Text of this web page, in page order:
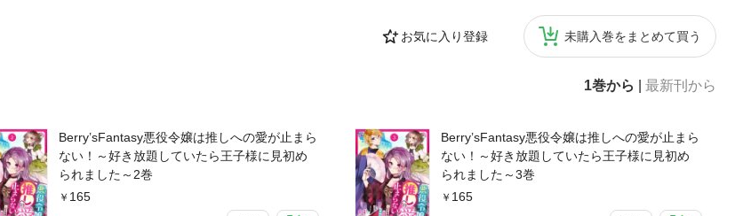
お気に入り登録 未購入巻をまとめて買う
1巻から 最新刊から
Berry’sFantasy悪役令嬢は推しへの愛が止まら
ない！～好き放題していたら王子様に見初め
られました～2巻
165
Berry’sFantasy悪役令嬢は推しへの愛が止まら
ない！～好き放題していたら王子様に見初め
られました～3巻
165